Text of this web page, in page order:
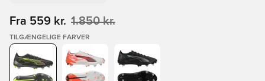
Fra 559 kr. 1.850 kr.
TILGÆNGELIGE FARVER